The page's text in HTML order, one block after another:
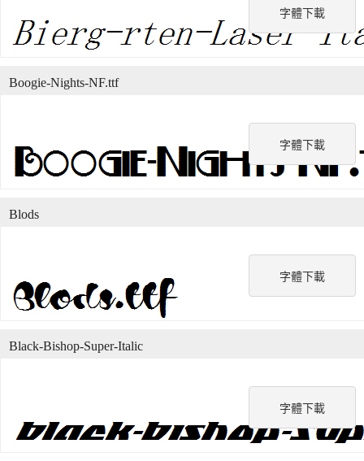
字體下載
字體下載
Boogie-Nights-NF.ttf
字體下載
Blods
字體下載
Black-Bishop-Super-Italic